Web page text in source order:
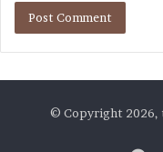
© Copyright 2026,